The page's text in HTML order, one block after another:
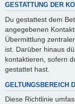
GESTATTUNG DER
Du gestattest dem
angegebenen
Übermittlung
ist. Darüber hinaus
kontaktieren, sofern
gestattet hast.
GELTUNGSBEREICH
Diese Richtlinie